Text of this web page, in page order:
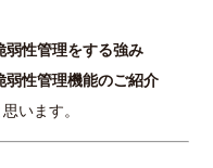
管理をする強み
管理機能のご紹介
います。